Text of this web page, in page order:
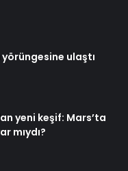
yörüngesine ulaştı
yeni keşif: Mars’ta
mıydı?